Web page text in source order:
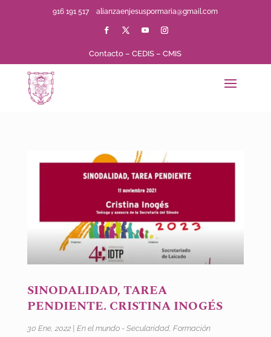
916 191 517alianzaenjesuspormaria@gmail.com
Contacto –CEDIS –CMIS
SINODALIDAD, TAREA
PENDIENTE. CRISTINA INOGÉS
30 Ene, 2022| En el mundo - Secularidad, Formación